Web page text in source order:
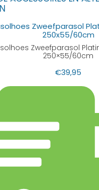
Zweefparasol
250×55/60cm
€39,95